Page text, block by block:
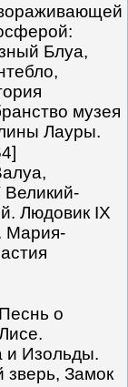
Блуа,
музея
Лауры.
Великий-
Людовик IX
Мария-
о
и Изольды.
Замок